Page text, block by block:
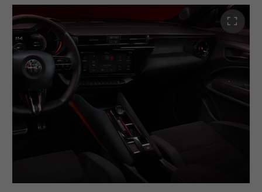
Seitenhalt und strahlen mit ihrem eleganten Design
sowie den auffälligen roten Nähten eine vom Rennsport
inspirierte Raffinesse aus.